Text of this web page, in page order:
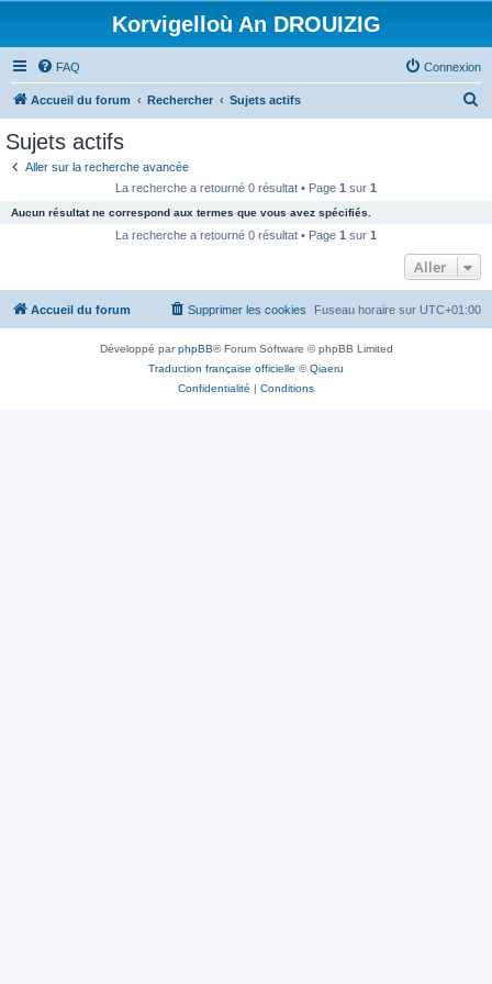
Korvigelloù An DROUIZIG
FAQ Connexion
Accueil du forum Rechercher Sujets actifs
c
e
Sujets actifs
Aller sur la recherche avancée
La recherche a retourné 0 résultat • Page 1 sur 1
Aucun résultat ne correspond aux termes que vous avez spécifiés.
La recherche a retourné 0 résultat • Page 1 sur 1
Aller
Accueil du forum Fuseau horaire sur UTC+01:00
Supprimer les cookies
Développé parphpBB® Forum Software © phpBB Limited
Traduction française officielle ©Qiaeru
Confidentialité | Conditions